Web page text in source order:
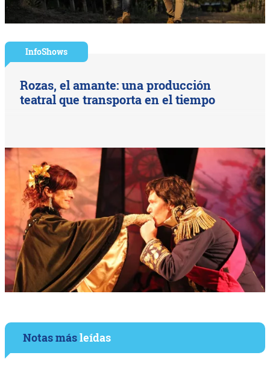
InfoShows
Rozas, el amante: una producción
teatral que transporta en el tiempo
Notas másleídas